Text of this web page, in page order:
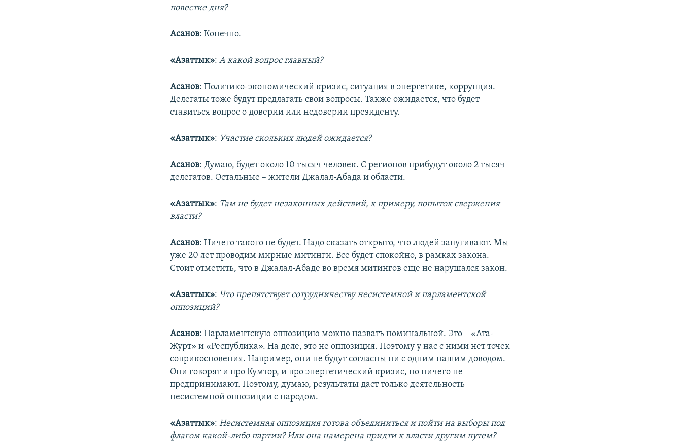
повестке дня?
Асанов: Конечно.
«Азаттык»:А какой вопрос главный?
Асанов: Политико-экономический кризис, ситуация в энергетике, коррупция.
Делегаты тоже будут предлагать свои вопросы. Также ожидается, что будет
ставиться вопрос о доверии или недоверии президенту.
«Азаттык»: Участие скольких людей ожидается?
Асанов: Думаю, будет около 10 тысяч человек. С регионов прибудут около 2 тысяч
делегатов. Остальные – жители Джалал-Абада и области.
«Азаттык»: Там не будет незаконных действий, к примеру, попыток свержения
власти?
Асанов: Ничего такого не будет. Надо сказать открыто, что людей запугивают. Мы
уже 20 лет проводим мирные митинги. Все будет спокойно, в рамках закона.
Стоит отметить, что в Джалал-Абаде во время митингов еще не нарушался закон.
«Азаттык»: Что препятствует сотрудничеству несистемной и парламентской
оппозиций?
Асанов: Парламентскую оппозицию можно назвать номинальной. Это – «Ата-
Журт» и «Республика». На деле, это не оппозиция. Поэтому у нас с ними нет точек
соприкосновения. Например, они не будут согласны ни с одним нашим доводом.
Они говорят и про Кумтор, и про энергетический кризис, но ничего не
предпринимают. Поэтому, думаю, результаты даст только деятельность
несистемной оппозиции с народом.
«Азаттык»:Несистемная оппозиция готова объединиться и пойти на выборы под
флагом какой-либо партии? Или она намерена придти к власти другим путем?